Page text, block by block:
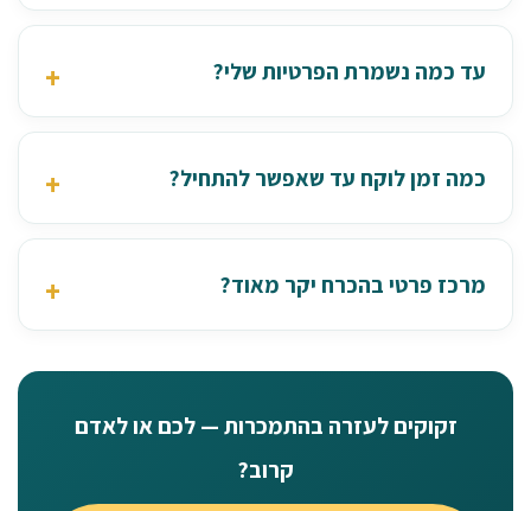
עד כמה נשמרת הפרטיות שלי?
כמה זמן לוקח עד שאפשר להתחיל?
מרכז פרטי בהכרח יקר מאוד?
זקוקים לעזרה בהתמכרות — לכם או לאדם
קרוב?